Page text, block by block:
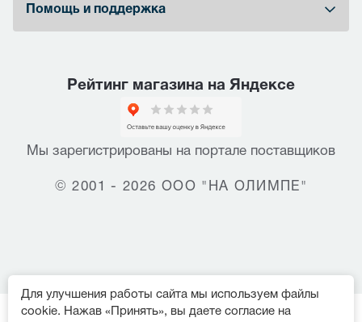
Помощь и поддержка
Рейтинг магазина на Яндексе
Мы зарегистрированы на портале поставщиков
© 2001 - 2026 ООО "НА ОЛИМПЕ"
Для улучшения работы сайта мы используем файлы
cookie. Нажав «Принять», вы даете согласие на